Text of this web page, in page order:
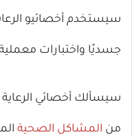
سيستخدم أخصائيو
جسديًا واختبارات
سيسألك أخصائي الرعاية
من المشاكل الصحية